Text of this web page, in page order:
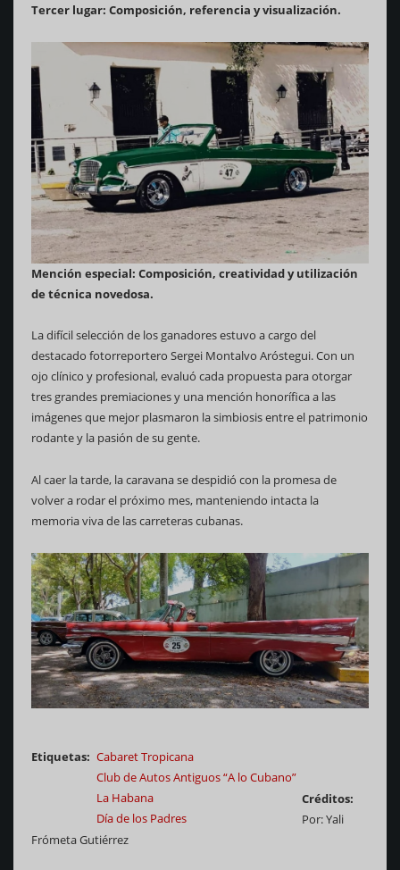
Tercer lugar: Composición, referencia y visualización.
Mención especial: Composición, creatividad y utilización
de técnica novedosa.
La difícil selección de los ganadores estuvo a cargo del
destacado fotorreportero Sergei Montalvo Aróstegui. Con un
ojo clínico y profesional, evaluó cada propuesta para otorgar
tres grandes premiaciones y una mención honorífica a las
imágenes que mejor plasmaron la simbiosis entre el patrimonio
rodante y la pasión de su gente.
Al caer la tarde, la caravana se despidió con la promesa de
volver a rodar el próximo mes, manteniendo intacta la
memoria viva de las carreteras cubanas.
Etiquetas
Cabaret Tropicana
Club de Autos Antiguos “A lo Cubano”
La Habana
Día de los Padres
Créditos
Por: Yali
Frómeta Gutiérrez